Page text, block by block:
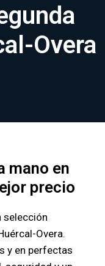
Overa
mano en
precio
selección
Overa.
y en perfectas